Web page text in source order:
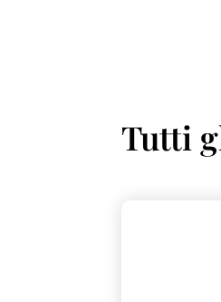
Tutti